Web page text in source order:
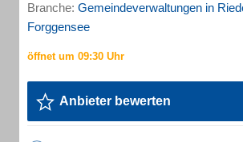
Branche: Gemeindeverwaltungen in
Forggensee
Anbieter bewerten